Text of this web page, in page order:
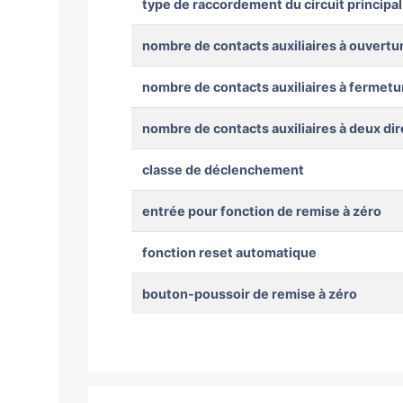
type de raccordement du circuit principal
nombre de contacts auxiliaires à
nombre de contacts auxiliaires à
nombre de contacts auxiliaires à deux
classe de déclenchement
entrée pour fonction de remise à zéro
fonction reset automatique
bouton-poussoir de remise à zéro